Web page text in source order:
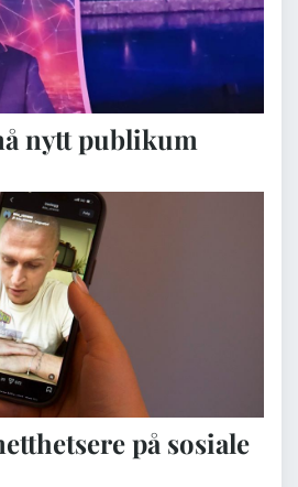
nytt publikum
på sosiale